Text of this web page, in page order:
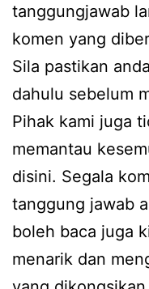
tanggungjawab
komen yang
Sila pastikan
dahulu sebelum
Pihak kami juga
memantau
disini. Segala
tanggung jawab
boleh baca juga
menarik dan